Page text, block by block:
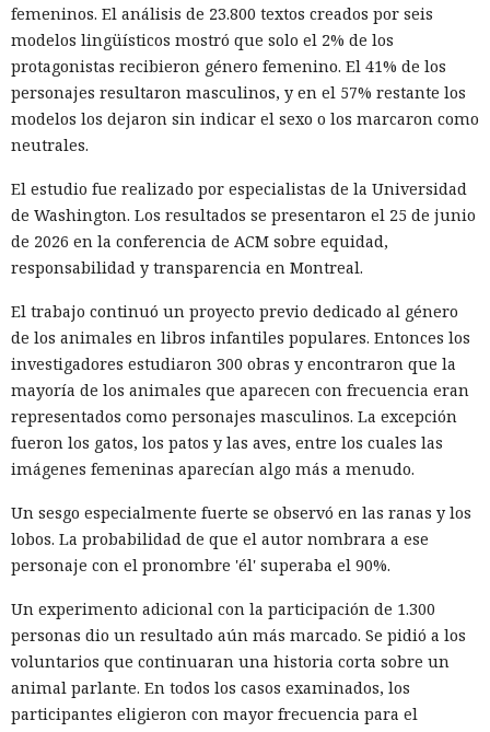
femeninos. El análisis de 23.800 textos creados por seis
modelos lingüísticos mostró que solo el 2% de los
protagonistas recibieron género femenino. El 41% de los
personajes resultaron masculinos, y en el 57% restante los
modelos los dejaron sin indicar el sexo o los marcaron como
neutrales.
El estudio fue realizado por especialistas de la Universidad
de Washington. Los resultados se presentaron el 25 de junio
de 2026 en la conferencia de ACM sobre equidad,
responsabilidad y transparencia en Montreal.
El trabajo continuó un proyecto previo dedicado al género
de los animales en libros infantiles populares. Entonces los
investigadores estudiaron 300 obras y encontraron que la
mayoría de los animales que aparecen con frecuencia eran
representados como personajes masculinos. La excepción
fueron los gatos, los patos y las aves, entre los cuales las
imágenes femeninas aparecían algo más a menudo.
Un sesgo especialmente fuerte se observó en las ranas y los
lobos. La probabilidad de que el autor nombrara a ese
personaje con el pronombre 'él' superaba el 90%.
Un experimento adicional con la participación de 1.300
personas dio un resultado aún más marcado. Se pidió a los
voluntarios que continuaran una historia corta sobre un
animal parlante. En todos los casos examinados, los
participantes eligieron con mayor frecuencia para el